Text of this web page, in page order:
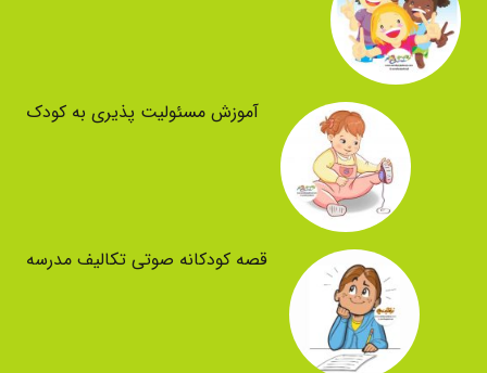
آموزش مسئولیت پذیری به کودک
قصه کودکانه صوتی تکالیف مدرسه